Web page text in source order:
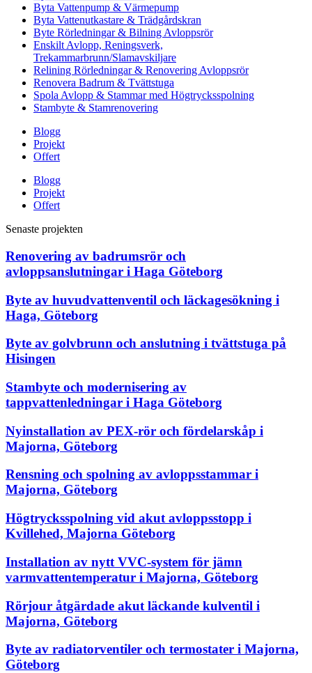
Byta Vattenpump & Värmepump
Byta Vattenutkastare & Trädgårdskran
Byte Rörledningar & Bilning Avloppsrör
Enskilt Avlopp, Reningsverk,
Trekammarbrunn/Slamavskiljare
Relining Rörledningar & Renovering Avloppsrör
Renovera Badrum & Tvättstuga
Spola Avlopp & Stammar med Högtrycksspolning
Stambyte & Stamrenovering
Blogg
Projekt
Offert
Blogg
Projekt
Offert
Senaste projekten
Renovering av badrumsrör och
avloppsanslutningar i Haga Göteborg
Byte av huvudvattenventil och läckagesökning i
Haga, Göteborg
Byte av golvbrunn och anslutning i tvättstuga på
Hisingen
Stambyte och modernisering av
tappvattenledningar i Haga Göteborg
Nyinstallation av PEX-rör och fördelarskåp i
Majorna, Göteborg
Rensning och spolning av avloppsstammar i
Majorna, Göteborg
Högtrycksspolning vid akut avloppsstopp i
Kvillehed, Majorna Göteborg
Installation av nytt VVC-system för jämn
varmvattentemperatur i Majorna, Göteborg
Rörjour åtgärdade akut läckande kulventil i
Majorna, Göteborg
Byte av radiatorventiler och termostater i Majorna,
Göteborg